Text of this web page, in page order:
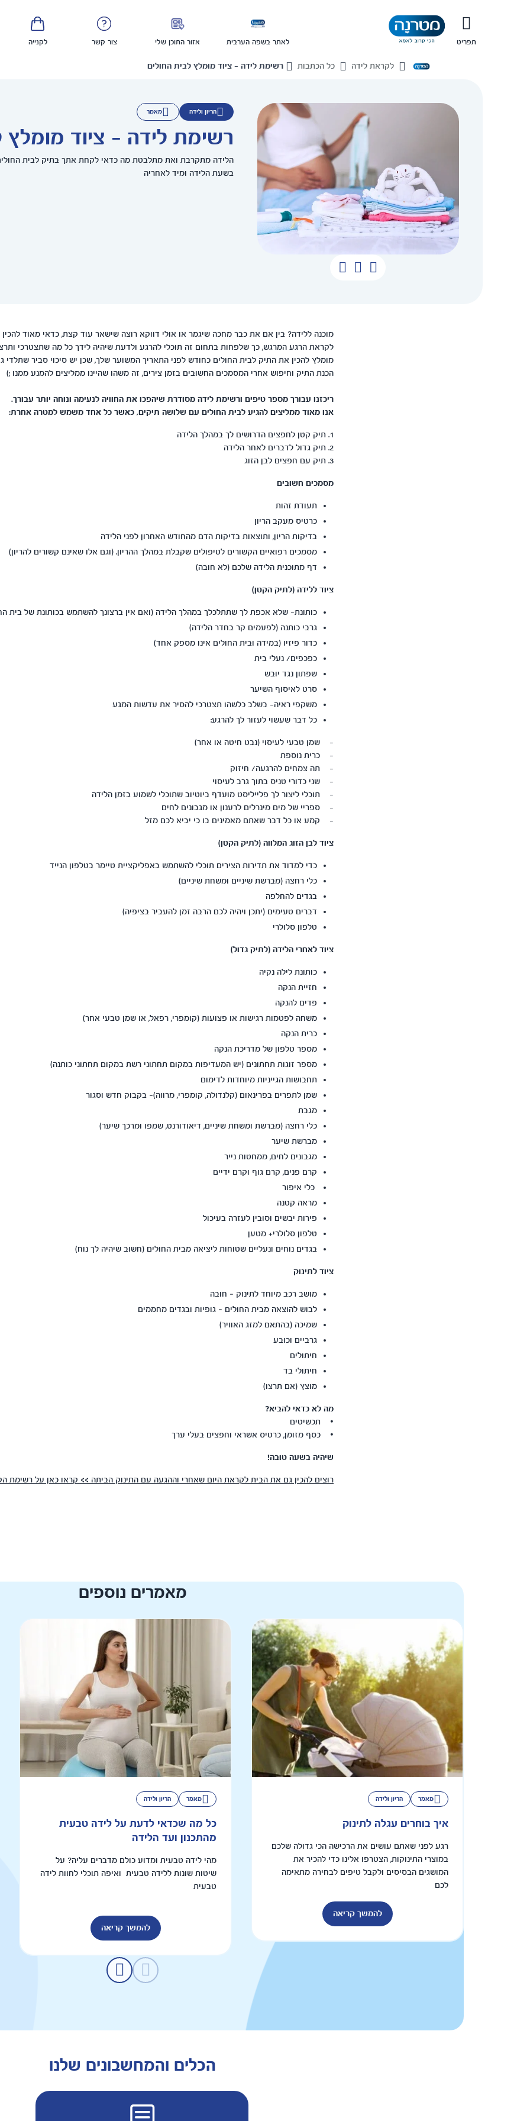
תפריט לאתר בשפה הערבית אזור התוכן שלי צור קשר לקנייה
בית
לקראת לידה כל הכתבות רשימת לידה - ציוד מומלץ לבית החולים
הריון ולידה מאמר
רשימת לידה - ציוד מומלץ
הלידה מתקרבת ואת מתלבטת מה כדאי לקחת אתך בתיק לבית
בשעת הלידה ומיד לאחריה
מוכנה ללידה? בין אם את כבר מחכה שיגמר או אולי דווקא רוצה שישאר עוד קצת, כדאי מאוד
לקראת הרגע המרגש, כך שלפחות בתחום זה תוכלי להרגע ולדעת שיהיה לידך כל מה שתצטרכי
מומלץ להכין את התיק לבית החולים כחודש לפני התאריך המשוער שלך, שכן יש סיכוי סביר שתלדי
הכנת התיק וחיפוש אחרי המסמכים החשובים בזמן צירים, זה משהו שהיינו ממליצים להמנע ממנו ;)
ריכזנו עבורך מספר טיפים ורשימת לידה מסודרת שיהפכו את החוויה לנעימה ונוחה יותר עבורך.
אנו מאוד ממליצים להגיע לבית החולים עם שלושה תיקים, כאשר כל אחד משמש למטרה אחרת:
1. תיק קטן לחפצים הדרושים לך במהלך הלידה
2. תיק גדול לדברים לאחר הלידה
3. תיק עם חפצים לבן הזוג
מסמכים חשובים
תעודת זהות
כרטיס מעקב הריון
בדיקות הריון, ותוצאות בדיקות הדם מהחודש האחרון לפני הלידה
מסמכים רפואיים הקשורים לטיפולים שקבלת במהלך ההריון. (וגם אלו שאינם קשורים להריון)
דף מתוכנית הלידה שלכם (לא חובה)
ציוד ללידה (לתיק הקטן)
כותונת- שלא אכפת לך שתתלכלך במהלך הלידה (ואם אין ברצונך להשתמש בכותונת של בית
גרבי כותנה (לפעמים קר בחדר הלידה)
כדור פיזיו (במידה ובית החולים אינו מספק אחד)
כפכפים/ נעלי בית
שפתון נגד יובש
סרט לאיסוף השיער
משקפי ראיה- בשלב כלשהו תצטרכי להסיר את עדשות המגע
כל דבר שעשוי לעזור לך להרגע:
- שמן טבעי לעיסוי (נבט חיטה או אחר)
- כרית נוספת
- תה צמחים להרגעה/ חיזוק
- שני כדורי טניס בתוך גרב לעיסוי
- תוכלי ליצור לך פלייליסט מועדף ביוטיוב שתוכלי לשמוע בזמן הלידה
- ספריי של מים מינרלים לרענון או מגבונים לחים
- קמע או כל דבר שאתם מאמינים בו כי יביא לכם מזל
ציוד לבן הזוג המלווה (לתיק הקטן)
כדי למדוד את תדירות הצירים תוכלי להשתמש באפליקציית טיימר בטלפון הנייד
כלי רחצה (מברשת שיניים ומשחת שיניים)
בגדים להחלפה
דברים טעימים (יתכן ויהיה לכם הרבה זמן להעביר בציפיה)
טלפון סלולרי
ציוד לאחרי הלידה (לתיק גדול)
כותונת לילה נקיה
חזיית הנקה
פדים להנקה
משחה לפטמות רגישות או פצועות (קומפרי, רפאל, או שמן טבעי אחר)
כרית הנקה
מספר טלפון של מדריכת הנקה
מספר זוגות תחתונים (יש המעדיפות במקום תחתוני רשת במקום תחתוני כותנה)
תחבושות הגייניות מיוחדות לדימום
שמן לתפרים בפרינאום (קלנדולה, קומפרי, מרווה)- בקבוק חדש וסגור
מגבת
כלי רחצה (מברשת ומשחת שיניים, דיאודורנט, שמפו ומרכך שיער)
מברשת שיער
מגבונים לחים, ממחטות נייר
קרם פנים, קרם גוף וקרם ידיים
כלי איפור
מראה קטנה
פירות יבשים וסובין לעזרה בעיכול
טלפון סלולרי+ מטען
בגדים נוחים ונעליים שטוחות ליציאה מבית החולים (חשוב שיהיה לך נוח)
ציוד לתינוק
מושב רכב מיוחד לתינוק – חובה
לבוש להוצאה מבית החולים – גופיות ובגדים מחממים
שמיכה (בהתאם למזג האוויר)
גרביים וכובע
חיתולים
חיתולי בד
מוצץ (אם תרצו)
מה לא כדאי להביא?
• תכשיטים
• כסף מזומן, כרטיס אשראי וחפצים בעלי ערך
שיהיה בשעה טובה!
רוצים להכין גם את הבית לקראת היום שאחרי וההגעה עם התינוק הביתה >> קראו כאן על רשימת
מאמרים נוספים
מאמר הריון ולידה
איך בוחרים עגלה לתינוק
רגע לפני שאתם עושים את הרכישה הכי גדולה שלכם
במוצרי התינוקות, הצטרפו אלינו כדי להכיר את
המושגים הבסיסים ולקבל טיפים לבחירה מתאימה
לכם
להמשך קריאה
מאמר הריון ולידה
כל מה שכדאי לדעת על לידה טבעית
מהתכנון ועד הלידה
מהי לידה טבעית ומדוע כולם מדברים עליה? על
שיטות שונות ללידה טבעית ואיפה תוכלי לחוות לידה
טבעית
להמשך קריאה
הכלים והמחשבונים שלנו